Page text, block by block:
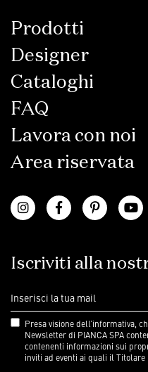
Prodotti
Designer
Cataloghi
FAQ
Lavora con noi
Area riservata
Iscriviti alla
Presa visione dell’informativa,
Newsletter di PIANCA SPA
contenenti informazioni sui
inviti ad eventi ai quali il Titolare